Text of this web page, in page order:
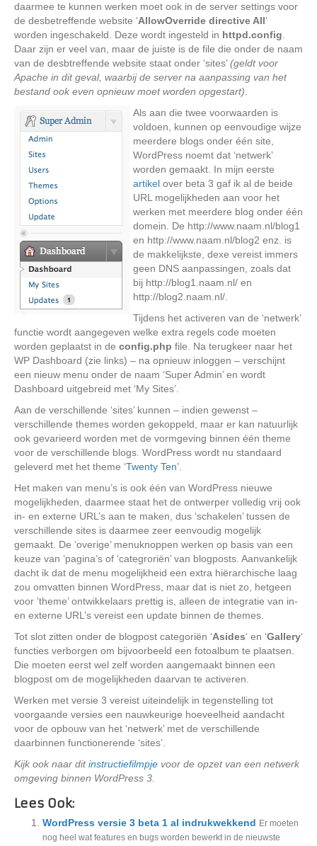
daarmee te kunnen werken moet ook in de server settings voor
de desbetreffende website ‘AllowOverride directive All‘
worden ingeschakeld. Deze wordt ingesteld in httpd.config
Daar zijn er veel van, maar de juiste is de file die onder de naam
van de desbtreffende website staat onder ‘sites’(geldt voor
Apache in dit geval, waarbij de server na aanpassing van het
bestand ook even opnieuw moet worden opgestart)
Als aan die twee voorwaarden is
voldoen, kunnen op eenvoudige wijze
meerdere blogs onder één site,
WordPress noemt dat ‘netwerk’
worden gemaakt. In mijn eerste
artikel over beta 3 gaf ik al de beide
URL mogelijkheden aan voor het
werken met meerdere blog onder één
domein. De http://www.naam.nl/blog1
en http://www.naam.nl/blog2 enz. is
de makkelijkste, dexe vereist immers
geen DNS aanpassingen, zoals dat
bij http://blog1.naam.nl/ en
http://blog2.naam.nl/.
Tijdens het activeren van de ‘netwerk’
functie wordt aangegeven welke extra regels code moeten
worden geplaatst in de config.php file. Na terugkeer naar het
WP Dashboard (zie links) – na opnieuw inloggen – verschijnt
een nieuw menu onder de naam ‘Super Admin’ en wordt
Dashboard uitgebreid met ‘My Sites’.
Aan de verschillende ‘sites’ kunnen – indien gewenst –
verschillende themes worden gekoppeld, maar er kan natuurlijk
ook gevarieerd worden met de vormgeving binnen één theme
voor de verschillende blogs. WordPress wordt nu standaard
geleverd met het theme ‘Twenty Ten’
Het maken van menu’s is ook één van WordPress nieuwe
mogelijkheden, daarmee staat het de ontwerper volledig vrij ook
in- en externe URL’s aan te maken, dus ‘schakelen’ tussen de
verschillende sites is daarmee zeer eenvoudig mogelijk
gemaakt. De ‘overige’ menuknoppen werken op basis van een
keuze van ‘pagina’s of ‘categroriën’ van blogposts. Aanvankelijk
dacht ik dat de menu mogelijkheid een extra hiërarchische laag
zou omvatten binnen WordPress, maar dat is niet zo, hetgeen
voor ’theme’ ontwikkelaars prettig is, alleen de integratie van in-
en externe URL’s vereist een update binnen de themes.
Tot slot zitten onder de blogpost categoriën ‘Asides‘ en ‘Gallery‘
functies verborgen om bijvoorbeeld een fotoalbum te plaatsen.
Die moeten eerst wel zelf worden aangemaakt binnen een
blogpost om de mogelijkheden daarvan te activeren.
Werken met versie 3 vereist uiteindelijk in tegenstelling tot
voorgaande versies een nauwkeurige hoeveelheid aandacht
voor de opbouw van het ‘netwerk’ met de verschillende
daarbinnen functionerende ‘sites’.
Kijk ook naar ditinstructiefilmpje voor de opzet van een netwerk
omgeving binnen WordPress 3.
Lees Ook:
WordPress versie 3 beta 1 al indrukwekkend Er moeten
nog heel wat features en bugs worden bewerkt in de nieuwste